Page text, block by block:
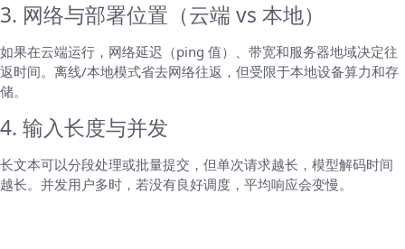
3. 网络与部署位置（云端 vs 本地）
如果在云端运行，网络延迟（ping 值）、带宽和服务器地域决定往
返时间。离线/本地模式省去网络往返，但受限于本地设备算力和存
储。
4. 输入长度与并发
长文本可以分段处理或批量提交，但单次请求越长，模型解码时间
越长。并发用户多时，若没有良好调度，平均响应会变慢。